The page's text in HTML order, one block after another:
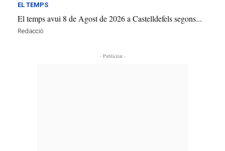
EL TEMPS
El temps avui 8 de Agost de 2026 a Castelldefels segons...
Redacció
- Publicitat -